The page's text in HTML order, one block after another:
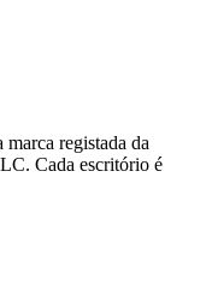
registada da
Cada escritório é